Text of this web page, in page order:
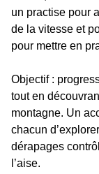
un practise pour
de la vitesse et
pour mettre en
Objectif :
tout en
montagne. Un
chacun
dérapages
l’aise.